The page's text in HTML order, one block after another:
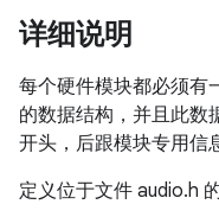
详细说明
每个硬件模块都必须有
的数据结构，并且此数
开头，后跟模块专用信
定义位于文件 audio.h